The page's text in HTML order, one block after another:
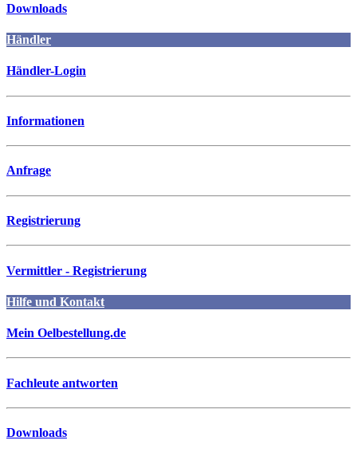
Downloads
Händler
Händler-Login
Informationen
Anfrage
Registrierung
Vermittler - Registrierung
Hilfe und Kontakt
Mein Oelbestellung.de
Fachleute antworten
Downloads